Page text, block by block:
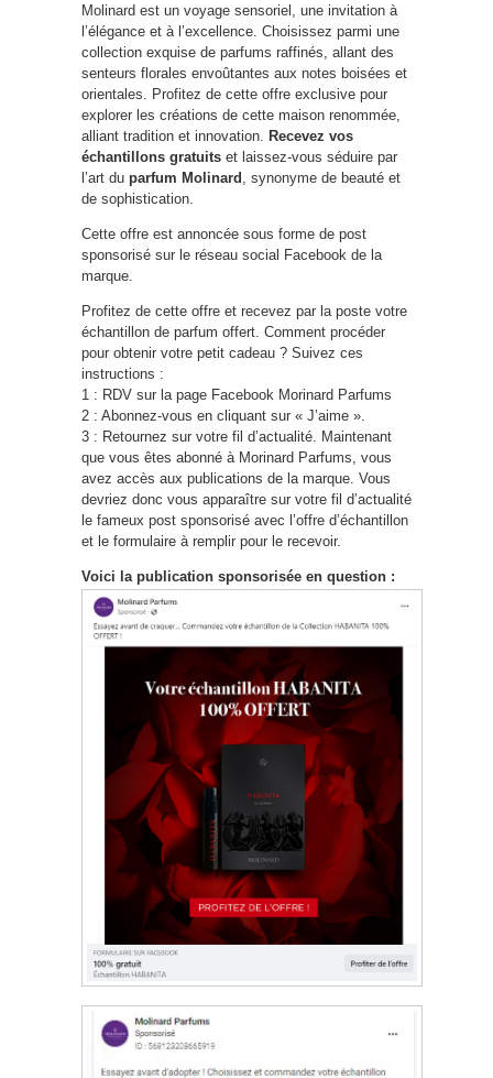
Molinard est un voyage sensoriel, une invitation à
l’élégance et à l’excellence. Choisissez parmi une
collection exquise de parfums raffinés, allant des
senteurs florales envoûtantes aux notes boisées et
orientales. Profitez de cette offre exclusive pour
explorer les créations de cette maison renommée,
alliant tradition et innovation. Recevez vos
échantillons gratuits et laissez-vous séduire par
l’art du parfum Molinard , synonyme de beauté et
de sophistication.
Cette offre est annoncée sous forme de post
sponsorisé sur le réseau social Facebook de la
marque.
Profitez de cette offre et recevez par la poste votre
échantillon de parfum offert. Comment procéder
pour obtenir votre petit cadeau ? Suivez ces
instructions :
1 : RDV sur la page Facebook Morinard Parfums
2 : Abonnez-vous en cliquant sur « J’aime ».
3 : Retournez sur votre fil d’actualité. Maintenant
que vous êtes abonné à Morinard Parfums, vous
avez accès aux publications de la marque. Vous
devriez donc vous apparaître sur votre fil d’actualité
le fameux post sponsorisé avec l’offre d’échantillon
et le formulaire à remplir pour le recevoir.
Voici la publication sponsorisée en question :